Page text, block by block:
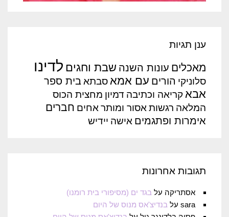
ענן תגיות
מאכלים עונות השנה שבת וחגים לדינו
סלוניקי הורים עם אמאסבתאבית ספר
אבאקריאה וכתיבה דמיון מחצית הכוס
המלאה רגשותאסור ומותראחים חברים
אימרות ופתגמים אישה יידיש
תגובות אחרונות
אסתריקה על בגד ים (מסיפורי בית רומנו)
sara על בנדיצ'אס מנוס של היום